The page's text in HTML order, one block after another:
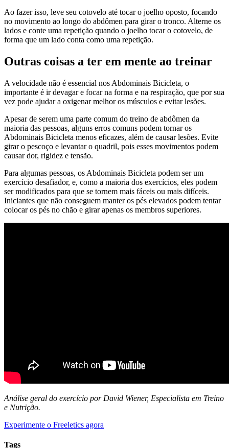
Ao fazer isso, leve seu cotovelo até tocar o joelho oposto, focando
no movimento ao longo do abdômen para girar o tronco. Alterne os
lados e conte uma repetição quando o joelho tocar o cotovelo, de
forma que um lado conta como uma repetição.
Outras coisas a ter em mente ao treinar
A velocidade não é essencial nos Abdominais Bicicleta, o
importante é ir devagar e focar na forma e na respiração, que por sua
vez pode ajudar a oxigenar melhor os músculos e evitar lesões.
Apesar de serem uma parte comum do treino de abdômen da
maioria das pessoas, alguns erros comuns podem tornar os
Abdominais Bicicleta menos eficazes, além de causar lesões. Evite
girar o pescoço e levantar o quadril, pois esses movimentos podem
causar dor, rigidez e tensão.
Para algumas pessoas, os Abdominais Bicicleta podem ser um
exercício desafiador, e, como a maioria dos exercícios, eles podem
ser modificados para que se tornem mais fáceis ou mais difíceis.
Iniciantes que não conseguem manter os pés elevados podem tentar
colocar os pés no chão e girar apenas os membros superiores.
Análise geral do exercício por David Wiener, Especialista em Treino
e Nutrição.
Experimente o Freeletics agora
Tags